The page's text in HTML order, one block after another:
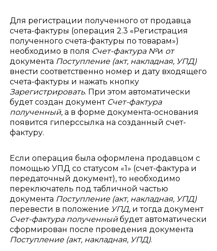
Для регистрации полученного от продавца
счета-фактуры (операция 2.3 «Регистрация
полученного счета-фактуры по товарам»)
необходимо в поля Счет-фактура №и от
документа Поступление (акт, накладная, УПД)
внести соответственно номер и дату входящего
счета-фактуры и нажать кнопку
Зарегистрировать. При этом автоматически
будет создан документ Счет-фактура
полученный, а в форме документа-основания
появится гиперссылка на созданный счет-
фактуру.
Если операция была оформлена продавцом с
помощью УПД со статусом «1» (счет-фактура и
передаточный документ), то необходимо
переключатель под табличной частью
документа Поступление (акт, накладная, УПД)
перевести в положение УПД, и тогда документ
Счет-фактура полученныйбудет автоматически
сформирован после проведения документа
Поступление (акт, накладная, УПД).